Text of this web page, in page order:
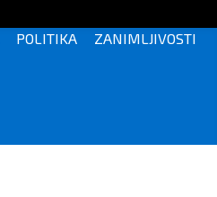
POLITIKA ZANIMLJIVOSTI